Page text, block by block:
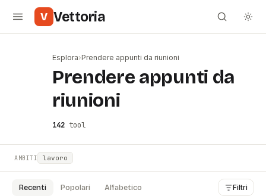
V Vettoria
Esplora›Prendere appunti da riunioni
Prendere appunti da
riunioni
142 tool
AMBITI lavoro
Recenti Popolari Alfabetico Filtri